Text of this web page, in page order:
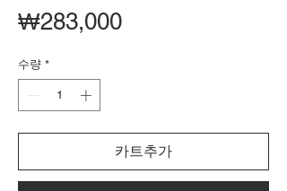
₩283,000가
수량 *
카트추가